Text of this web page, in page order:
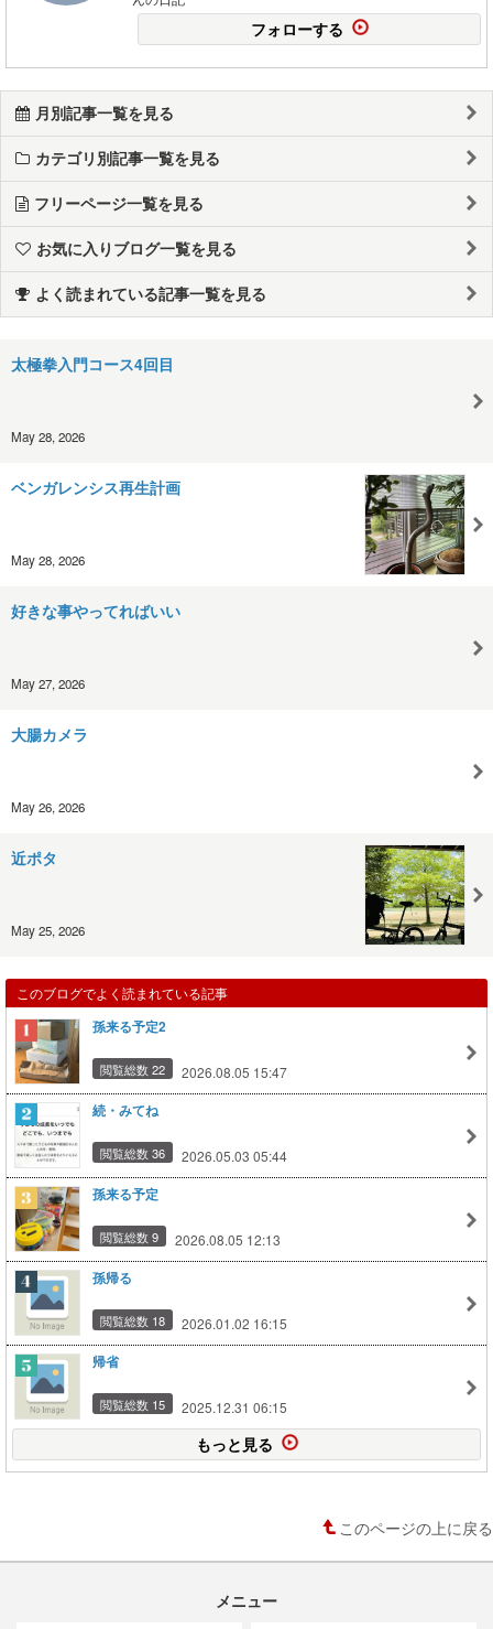
フォローする
月別記事一覧を見る
カテゴリ別記事一覧を見る
フリーページ一覧を見る
お気に入りブログ一覧を見る
よく読まれている記事一覧を見る
太極拳入門コース4回目
May 28, 2026
ベンガレンシス再生計画
May 28, 2026
好きな事やってればいい
May 27, 2026
大腸カメラ
May 26, 2026
近ポタ
May 25, 2026
このブログでよく読まれている記事
孫来る予定2
閲覧総数 22 2026.08.05 15:47
続・みてね
閲覧総数 36 2026.05.03 05:44
孫来る予定
閲覧総数 9 2026.08.05 12:13
孫帰る
閲覧総数 18 2026.01.02 16:15
帰省
閲覧総数 15 2025.12.31 06:15
もっと見る
このページの上に戻る
メニュー